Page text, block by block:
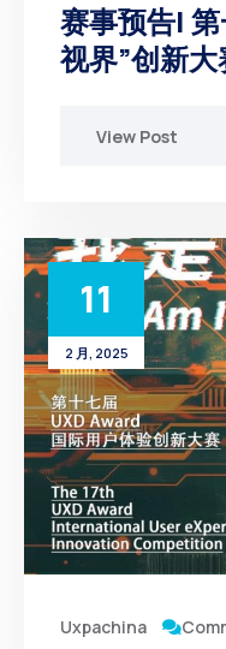
赛事预告|
视界”创新
View Post
11
2 月, 2025
Uxpachina